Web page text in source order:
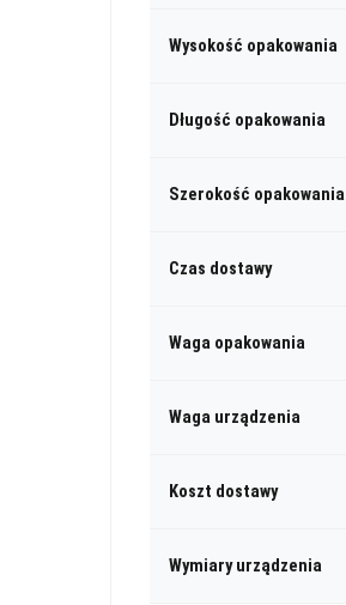
Wysokość opakowania
Długość opakowania
Szerokość opakowania
Czas dostawy
Waga opakowania
Waga urządzenia
Koszt dostawy
Wymiary urządzenia